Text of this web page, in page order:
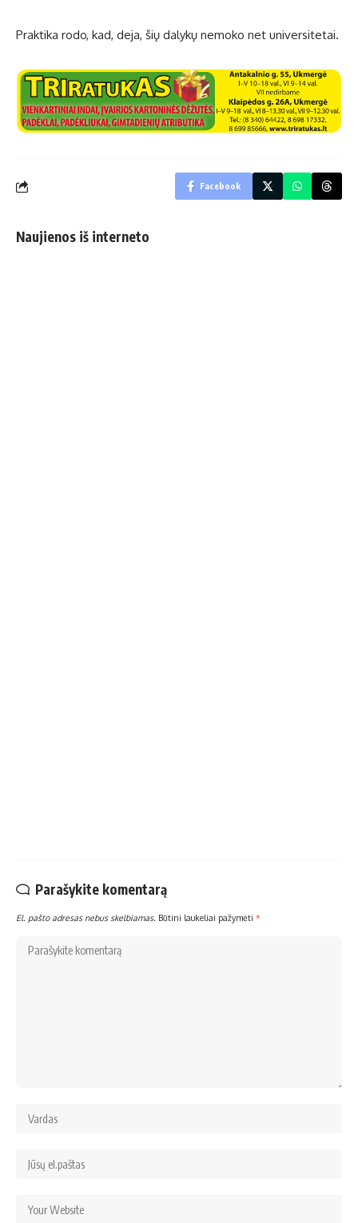
Praktika rodo, kad, deja, šių dalykų nemoko net universitetai.
Facebook
Naujienos iš interneto
Parašykite komentarą
El. pašto adresas nebus skelbiamas. Būtini laukeliai pažymėti *